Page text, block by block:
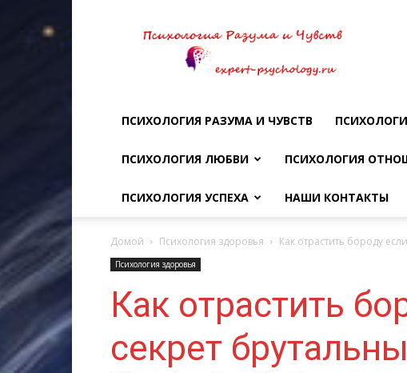
Психология
разума
ПСИХОЛОГИЯ РАЗУМА И ЧУВСТВ
ПСИХОЛОГИЯ ЛЮБВИ ПСИХОЛОГИЯ
ПСИХОЛОГИЯ УСПЕХА НАШИ КОНТАКТЫ
Домой Психология здоровья Как отрастить бороду
Психология здоровья
Как отрастить
секрет